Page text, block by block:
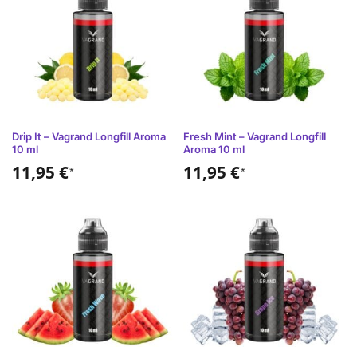
Drip It – Vagrand Longfill Aroma
10 ml
11,95 €*
Fresh Mint – Vagrand Longfill
Aroma 10 ml
11,95 €*